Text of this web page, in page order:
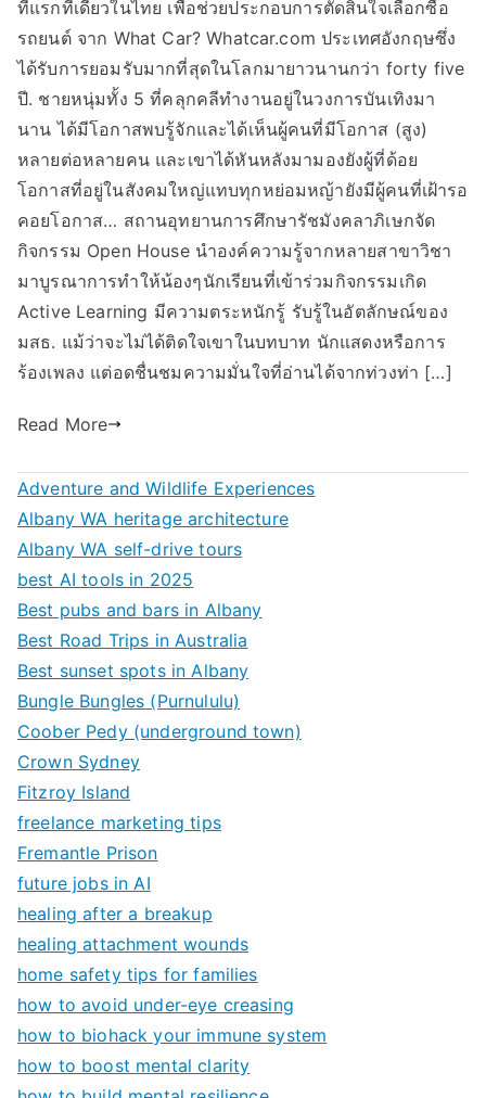
ที่แรกที่เดียวในไทย เพื่อช่วยประกอบการตัดสินใจเลือกซื้อ
รถยนต์ จาก What Car? Whatcar.com ประเทศอังกฤษซึ่ง
ได้รับการยอมรับมากที่สุดในโลกมายาวนานกว่า forty five
ปี. ชายหนุ่มทั้ง 5 ที่คลุกคลีทำงานอยู่ในวงการบันเทิงมา
นาน ได้มีโอกาสพบรู้จักและได้เห็นผู้คนที่มีโอกาส (สูง)
หลายต่อหลายคน และเขาได้หันหลังมามองยังผู้ที่ด้อย
โอกาสที่อยู่ในสังคมใหญ่แทบทุกหย่อมหญ้ายังมีผู้คนที่เฝ้ารอ
คอยโอกาส… สถานอุทยานการศึกษารัชมังคลาภิเษกจัด
กิจกรรม Open House นำองค์ความรู้จากหลายสาขาวิชา
มาบูรณาการทำให้น้องๆนักเรียนที่เข้าร่วมกิจกรรมเกิด
Active Learning มีความตระหนักรู้ รับรู้ในอัตลักษณ์ของ
มสธ. แม้ว่าจะไม่ได้ติดใจเขาในบทบาท นักแสดงหรือการ
ร้องเพลง แต่อดชื่นชมความมั่นใจที่อ่านได้จากท่วงท่า […]
Read More
Adventure and Wildlife Experiences
Albany WA heritage architecture
Albany WA self-drive tours
best AI tools in 2025
Best pubs and bars in Albany
Best Road Trips in Australia
Best sunset spots in Albany
Bungle Bungles (Purnululu)
Coober Pedy (underground town)
Crown Sydney
Fitzroy Island
freelance marketing tips
Fremantle Prison
future jobs in AI
healing after a breakup
healing attachment wounds
home safety tips for families
how to avoid under-eye creasing
how to biohack your immune system
how to boost mental clarity